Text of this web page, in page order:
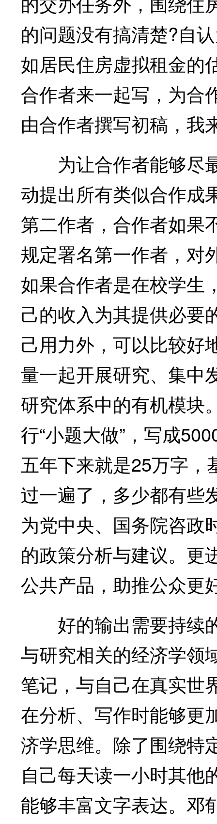
的问题没有搞清楚?自
如居民住房虚拟租金的
合作者来一起写，为合
由合作者撰写初稿，我
为让合作者能够尽
动提出所有类似合作成
第二作者，合作者如果
规定署名第一作者，对
如果合作者是在校学生
己的收入为其提供必要
己用力外，可以比较好
量一起开展研究、集中
研究体系中的有机模块
行“小题大做”，写成
五年下来就是25万字，
过一遍了，多少都有些
为党中央、国务院咨政
的政策分析与建议。更
公共产品，助推公众更
好的输出需要持续
与研究相关的经济学领
笔记，与自己在真实世
在分析、写作时能够更
济学思维。除了围绕特
自己每天读一小时其他
能够丰富文字表达。邓